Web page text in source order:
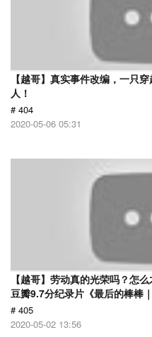
【越哥】真实事件改编，一只
人！
# 404
2020-05-06 05:31
【越哥】劳动真的光荣吗？怎
豆瓣9.7分纪录片《最后的棒棒
# 405
2020-05-02 13:56